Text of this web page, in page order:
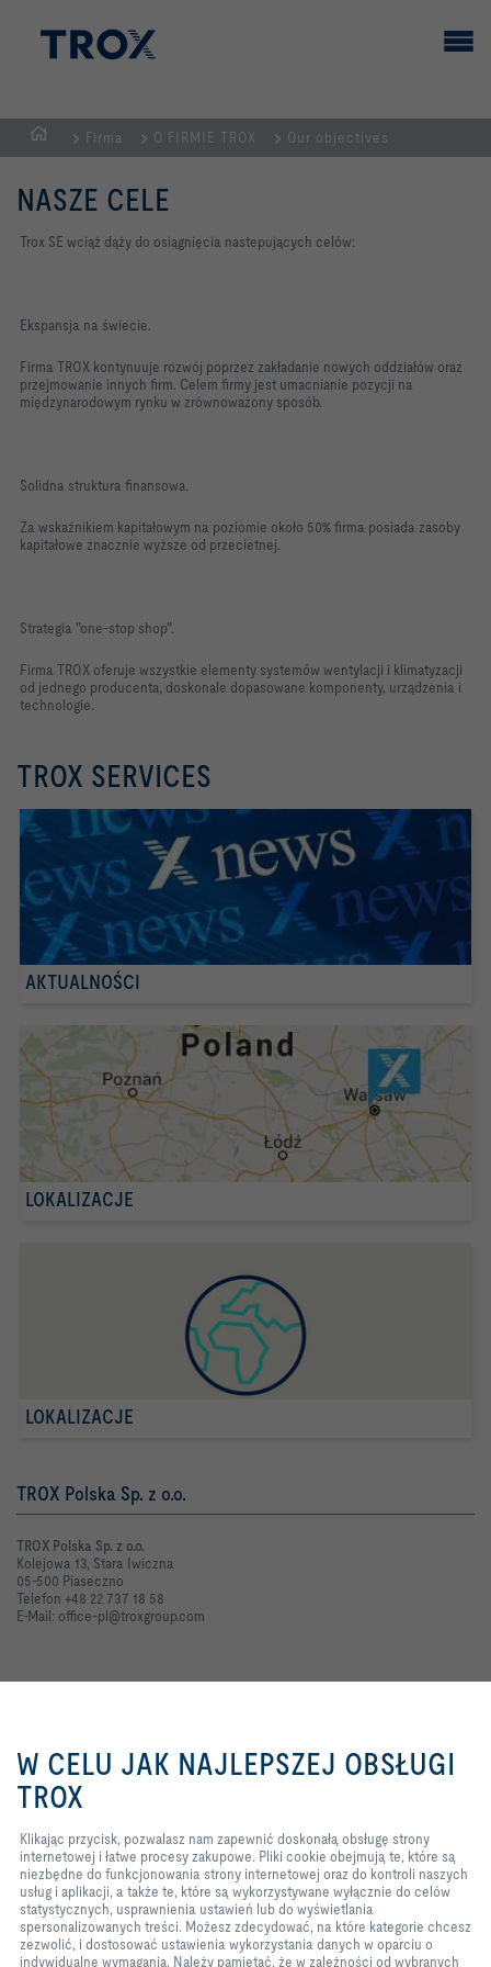
STRONA
GŁÓWNA
Firma O FIRMIE TROX Our objectives
NASZE CELE
Trox SE wciąż dąży do osiągnięcia nastepujących celów:
Ekspansja na świecie.
Firma TROX kontynuuje rozwój poprzez zakładanie nowych oddziałów oraz
przejmowanie innych firm. Celem firmy jest umacnianie pozycji na
międzynarodowym rynku w zrównoważony sposób.
Solidna struktura finansowa.
Za wskaźnikiem kapitałowym na poziomie około 50% firma posiada zasoby
kapitałowe znacznie wyższe od przecietnej.
Strategia "one-stop shop".
Firma TROX oferuje wszystkie elementy systemów wentylacji i klimatyzacji
od jednego producenta, doskonale dopasowane komponenty, urządzenia i
technologie.
TROX SERVICES
AKTUALNOŚCI
LOKALIZACJE
LOKALIZACJE
TROX Polska Sp. z o.o.
TROX Polska Sp. z o.o.
Kolejowa 13, Stara Iwiczna
05-500 Piaseczno
Telefon +48 22 737 18 58
E-Mail: office-pl@troxgroup.com
Zapytanie ofertowe
Zgłoszenie usterki
TROX w serwisach społecznościowych
Home Kontakt Dane firmy Ogólne warunki dostawy i płatności
zapewnić doskonałą obsługę
strony internetowej i łatwe
internetowej oraz do kontroli
naszych usług i aplikacji, a także
te, które są wykorzystywane
wyłącznie do celów
statystycznych, usprawnienia
ustawień lub do wyświetlania
spersonalizowanych treści.
Możesz zdecydować, na które
W CELU JAK NAJLEPSZEJ OBSŁUGI
TROX
Klikając przycisk, pozwalasz nam zapewnić doskonałą obsługę strony
internetowej i łatwe procesy zakupowe. Pliki cookie obejmują te, które są
niezbędne do funkcjonowania strony internetowej oraz do kontroli naszych
usług i aplikacji, a także te, które są wykorzystywane wyłącznie do celów
statystycznych, usprawnienia ustawień lub do wyświetlania
spersonalizowanych treści. Możesz zdecydować, na które kategorie chcesz
zezwolić, i dostosować ustawienia wykorzystania danych w oparciu o
indywidualne wymagania. Należy pamiętać, że w zależności od wybranych